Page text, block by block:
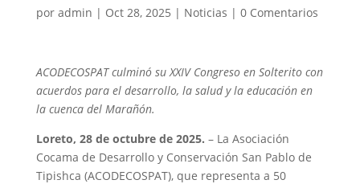
por admin | Oct 28, 2025 | Noticias | 0 Comentarios
ACODECOSPAT culminó su XXIV Congreso en Solterito con
acuerdos para el desarrollo, la salud y la educación en
la cuenca del Marañón.
Loreto, 28 de octubre de 2025. – La Asociación
Cocama de Desarrollo y Conservación San Pablo de
Tipishca (ACODECOSPAT), que representa a 50